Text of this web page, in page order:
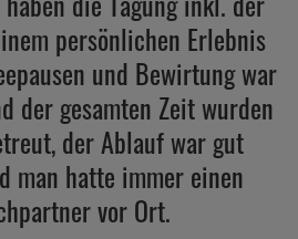
persönlichen Erlebnis
und Bewirtung war
der gesamten Zeit wurden
der Ablauf war gut
man hatte immer einen
vor Ort.